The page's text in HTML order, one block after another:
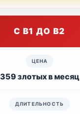
С B1 ДО B2
359 злотых в месяц